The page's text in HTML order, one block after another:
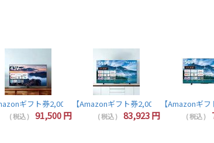
【Amazonギフト券2,000円分プレゼント】東芝 レグザ テレビ 40インチ 液晶テレビ 40型 40V型 フルハイビジョン YouTube/Bluetooth対応 40V35N REGZA TOSHIBA
Bluetooth対応 32V35N TOSHIBA REGZA 【Amazonギフト券2,000円分プレゼント】東芝 レグザ テレビ 24インチ 液晶
インチ 液晶テレビ 55V型 4Kチューナー内蔵 YouTube/
レゼント】レグザ 50インチ 液晶テレビ 50V型 4Kチューナー
ギフト券2,000円分プレゼント】レグザ テレビ 43イン
( 税込 ) 91,500円
【Amazonギフト券2,000円分プレゼン
( 税込 ) 83,923円
【Amazonギ
( 税込 )